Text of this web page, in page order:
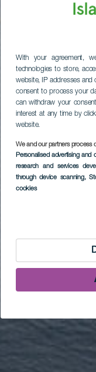
With your agreement,
technologies to store,
website, IP addresses and
consent to process your
can withdraw your
interest at any time by
website.
We and our partners process
Personalised advertising and
research and services
through device scanning,
cookies